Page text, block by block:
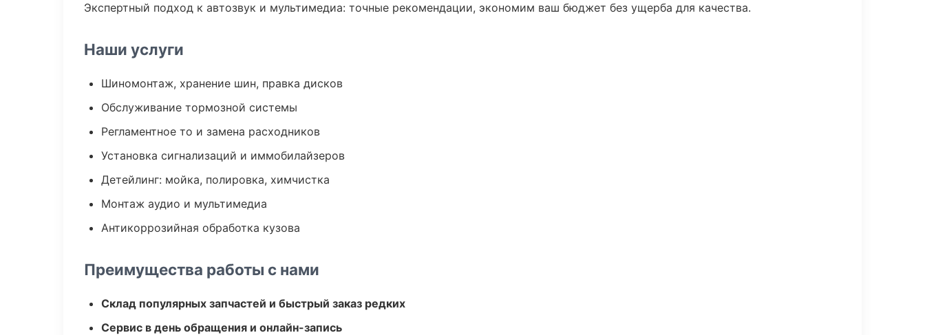
Экспертный подход к автозвук и мультимедиа: точные рекомендации, экономим ваш бюджет без ущерба для качества.
Наши услуги
Шиномонтаж, хранение шин, правка дисков
Обслуживание тормозной системы
Регламентное то и замена расходников
Установка сигнализаций и иммобилайзеров
Детейлинг: мойка, полировка, химчистка
Монтаж аудио и мультимедиа
Антикоррозийная обработка кузова
Преимущества работы с нами
Склад популярных запчастей и быстрый заказ редких
Сервис в день обращения и онлайн-запись